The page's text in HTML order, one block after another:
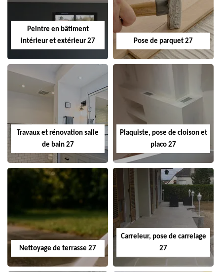
Peintre en bâtiment
intérieur et extérieur 27
Pose de parquet 27
Travaux et rénovation salle
de bain 27
Plaquiste, pose de cloison et
placo 27
Nettoyage de terrasse 27
Carreleur, pose de carrelage
27